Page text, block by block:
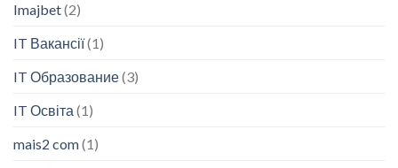
Imajbet(2)
IT Вакансії(1)
IT Образование(3)
IT Освіта (1)
mais2 com(1)